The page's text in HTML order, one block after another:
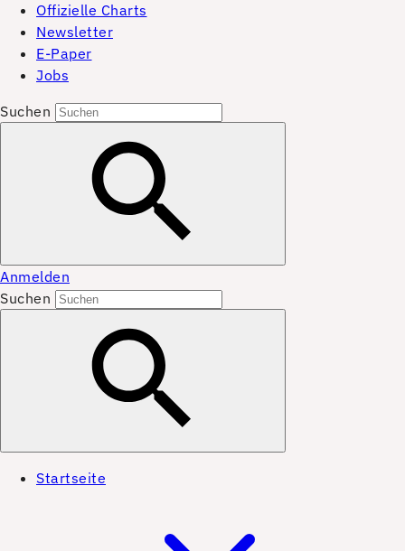
Offizielle Charts
Newsletter
E-Paper
Jobs
Suchen
Anmelden
Suchen
Startseite